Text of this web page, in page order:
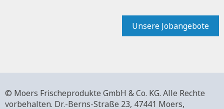
Unsere Jobangebote
© Moers Frischeprodukte GmbH & Co. KG. Alle Rechte
vorbehalten. Dr.-Berns-Straße 23, 47441 Moers,